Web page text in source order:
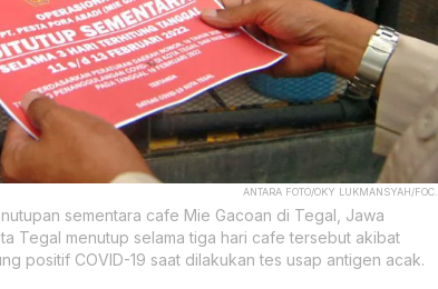
ANTARA FOTO/OKY LUKMANSYAH/FOC.
sementara cafe Mie Gacoan di Tegal, Jawa
Tegal menutup selama tiga hari cafe tersebut akibat
positif COVID-19 saat dilakukan tes usap antigen acak.